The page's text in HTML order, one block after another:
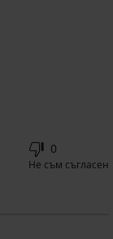
0
Не съм съгласен